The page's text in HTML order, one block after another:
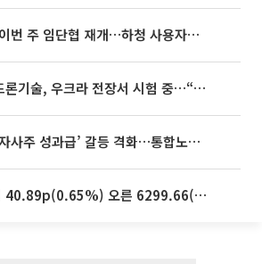
현대차·기아, 이번 주 임단협 재개…하청 사용자성 재심도 ‘변수’
술, 우크라 전장서 시험 중…“스타트업 여러 곳 참여”
SK하이닉스 ‘자사주 성과급’ 갈등 격화…통합노조 출범 움직임
40.89p(0.65%) 오른 6299.66(마감)